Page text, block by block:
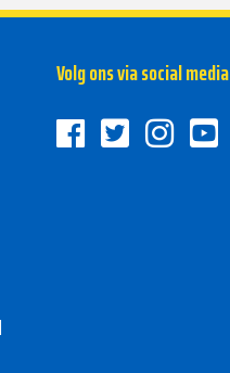
Volg ons via social media